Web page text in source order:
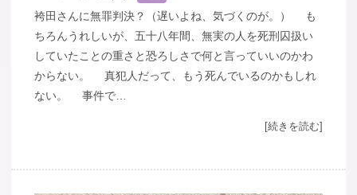
袴田さんに無罪判決？（遅いよね、気づくのが。） も
ちろんうれしいが、五十八年間、無実の人を死刑囚扱い
していたことの重さと恐ろしさで何と言っていいのかわ
からない。 真犯人だって、もう死んでいるのかもしれ
ない。 事件で…
[続きを読む]